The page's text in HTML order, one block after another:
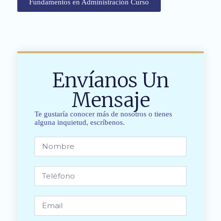
Fundamentos en Administración Curso
Envíanos Un
Mensaje
Te gustaría conocer más de nosotros o tienes
alguna inquietud, escríbenos.